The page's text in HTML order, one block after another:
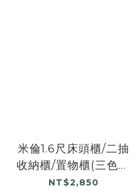
米倫1.6尺床頭櫃/二抽
收納櫃/置物櫃(三色可
選)
NT$2,850